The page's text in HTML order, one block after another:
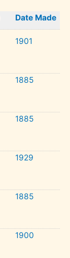
Date Made
1901
1885
1885
1929
1885
1900